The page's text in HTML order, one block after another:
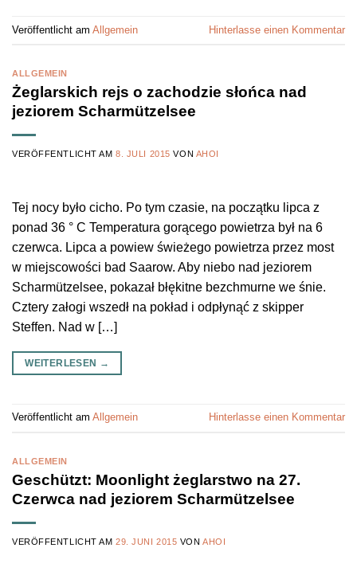
Veröffentlicht am Allgemein Hinterlasse einen Kommentar
ALLGEMEIN
Żeglarskich rejs o zachodzie słońca nad
jeziorem Scharmützelsee
VERÖFFENTLICHT AM8. JULI 2015 VON AHOI
Tej nocy było cicho. Po tym czasie, na początku lipca z
ponad 36 ° C Temperatura gorącego powietrza był na 6
czerwca. Lipca a powiew świeżego powietrza przez most
w miejscowości bad Saarow. Aby niebo nad jeziorem
Scharmützelsee, pokazał błękitne bezchmurne we śnie.
Cztery załogi wszedł na pokład i odpłynąć z skipper
Steffen. Nad w […]
WEITERLESEN →
Veröffentlicht am Allgemein Hinterlasse einen Kommentar
ALLGEMEIN
Geschützt: Moonlight żeglarstwo na 27.
Czerwca nad jeziorem Scharmützelsee
VERÖFFENTLICHT AM29. JUNI 2015 VONAHOI